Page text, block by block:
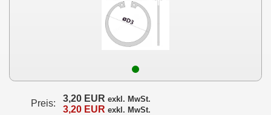
Preis: 3,20 EUR exkl. MwSt.
3,20 EUR exkl. MwSt.